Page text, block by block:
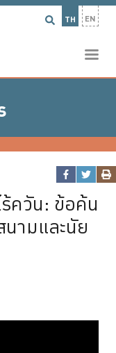
TH EN
ควัน: ข้อค้น
ามและนัย